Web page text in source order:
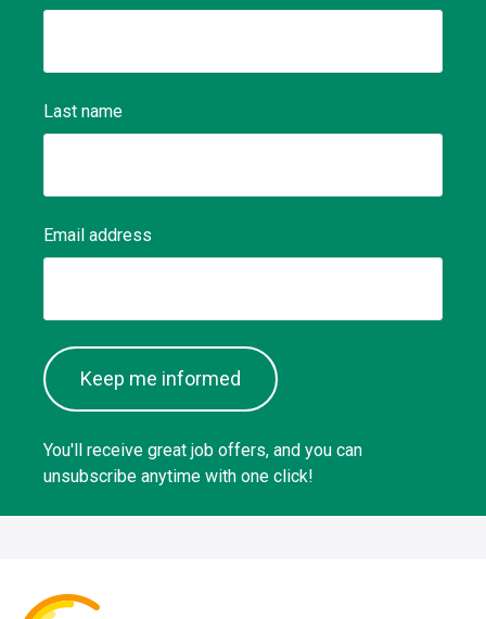
Last name
Email address
Keep me informed
You'll receive great job offers, and you can
unsubscribe anytime with one click!